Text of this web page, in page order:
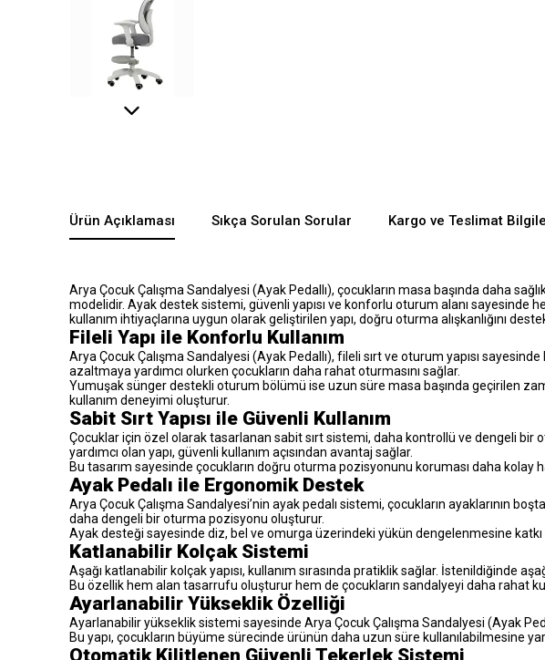
Ürün Açıklaması Sıkça Sorulan Sorular Kargo ve Teslimat
Arya Çocuk Çalışma Sandalyesi (Ayak Pedallı), çocukların masa başında daha
modelidir. Ayak destek sistemi, güvenli yapısı ve konforlu oturum alanı sayesinde
kullanım ihtiyaçlarına uygun olarak geliştirilen yapı, doğru oturma alışkanlığını
Fileli Yapı ile Konforlu Kullanım
Arya Çocuk Çalışma Sandalyesi (Ayak Pedallı), fileli sırt ve oturum yapısı
azaltmaya yardımcı olurken çocukların daha rahat oturmasını sağlar.
Yumuşak sünger destekli oturum bölümü ise uzun süre masa başında geçirilen
kullanım deneyimi oluşturur.
Sabit Sırt Yapısı ile Güvenli Kullanım
Çocuklar için özel olarak tasarlanan sabit sırt sistemi, daha kontrollü ve dengeli
yardımcı olan yapı, güvenli kullanım açısından avantaj sağlar.
Bu tasarım sayesinde çocukların doğru oturma pozisyonunu koruması daha kolay
Ayak Pedalı ile Ergonomik Destek
Arya Çocuk Çalışma Sandalyesi’nin ayak pedalı sistemi, çocukların ayaklarının
daha dengeli bir oturma pozisyonu oluşturur.
Ayak desteği sayesinde diz, bel ve omurga üzerindeki yükün dengelenmesine katkı
Katlanabilir Kolçak Sistemi
Aşağı katlanabilir kolçak yapısı, kullanım sırasında pratiklik sağlar. İstenildiğinde
Bu özellik hem alan tasarrufu oluşturur hem de çocukların sandalyeyi daha rahat
Ayarlanabilir Yükseklik Özelliği
Ayarlanabilir yükseklik sistemi sayesinde Arya Çocuk Çalışma Sandalyesi (Ayak
Bu yapı, çocukların büyüme sürecinde ürünün daha uzun süre kullanılabilmesine
Otomatik Kilitlenen Güvenli Tekerlek Sistemi